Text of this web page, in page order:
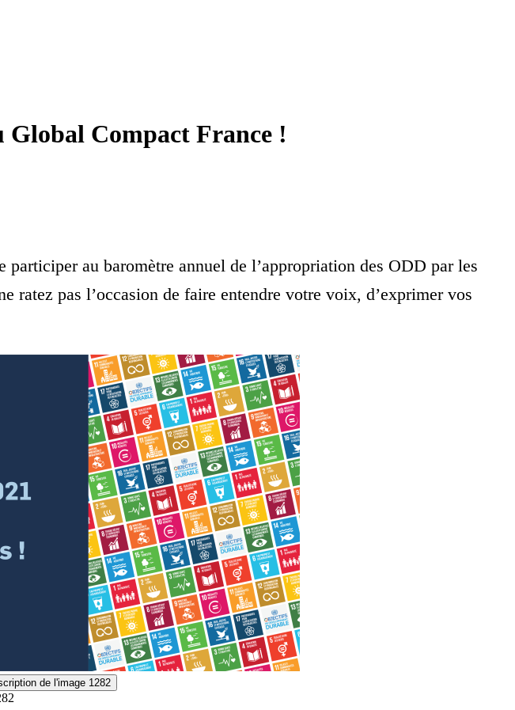
Global Compact France !
au baromètre annuel de l’appropriation des ODD par les
ratez pas l’occasion de faire entendre votre voix, d’exprimer vos
de l'image 1282